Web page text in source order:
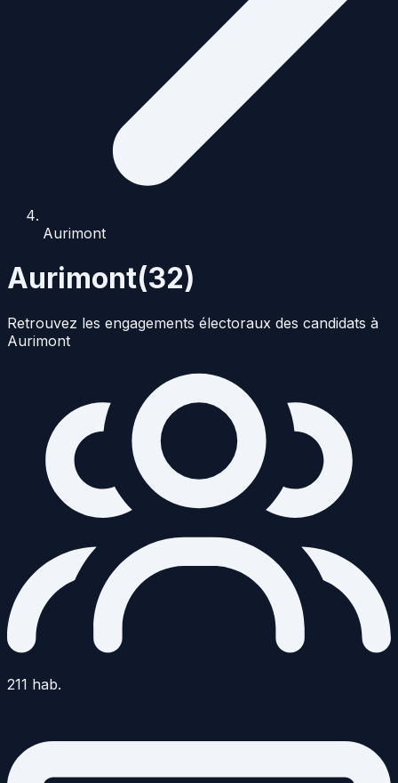
Aurimont
Aurimont(32)
Retrouvez les engagements électoraux des candidats à
Aurimont
211 hab.